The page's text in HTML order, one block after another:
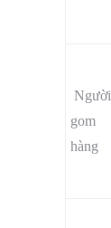
Người
gom
hàng